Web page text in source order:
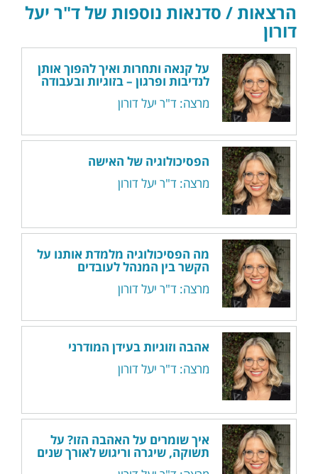
הרצאות / סדנאות נוספות של ד"ר יעל
דורון
על קנאה ותחרות ואיך להפוך אותן
לנדיבות ופרגון – בזוגיות ובעבודה
מרצה: ד"ר יעל דורון
הפסיכולוגיה של האישה
מרצה: ד"ר יעל דורון
מה הפסיכולוגיה מלמדת אותנו על
הקשר בין המנהל לעובדים
מרצה: ד"ר יעל דורון
אהבה וזוגיות בעידן המודרני
מרצה: ד"ר יעל דורון
איך שומרים על האהבה הזו? על
תשוקה, שיגרה וריגוש לאורך שנים